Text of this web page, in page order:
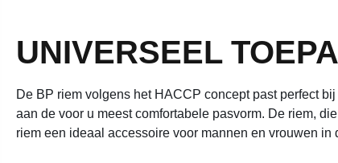
UNIVERSEEL
De BP riem volgens het HACCP concept past perfect
aan de voor u meest comfortabele pasvorm. De riem,
riem een ideaal accessoire voor mannen en vrouwen in